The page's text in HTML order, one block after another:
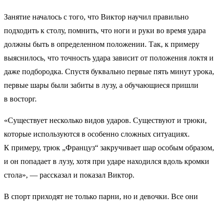
Занятие началось с того, что Виктор научил правильно
подходить к столу, помнить, что ноги и руки во время удара
должны быть в определенном положении. Так, к примеру
выяснилось, что точность удара зависит от положения локтя и
даже подбородка. Спустя буквально первые пять минут урока,
первые шары были забиты в лузу, а обучающиеся пришли
в восторг.
«Существует несколько видов ударов. Существуют и трюки,
которые используются в особенно сложных ситуациях.
К примеру, трюк „Француз“ закручивает шар особым образом,
и он попадает в лузу, хотя при ударе находился вдоль кромки
стола», — рассказал и показал Виктор.
В спорт приходят не только парни, но и девочки. Все они